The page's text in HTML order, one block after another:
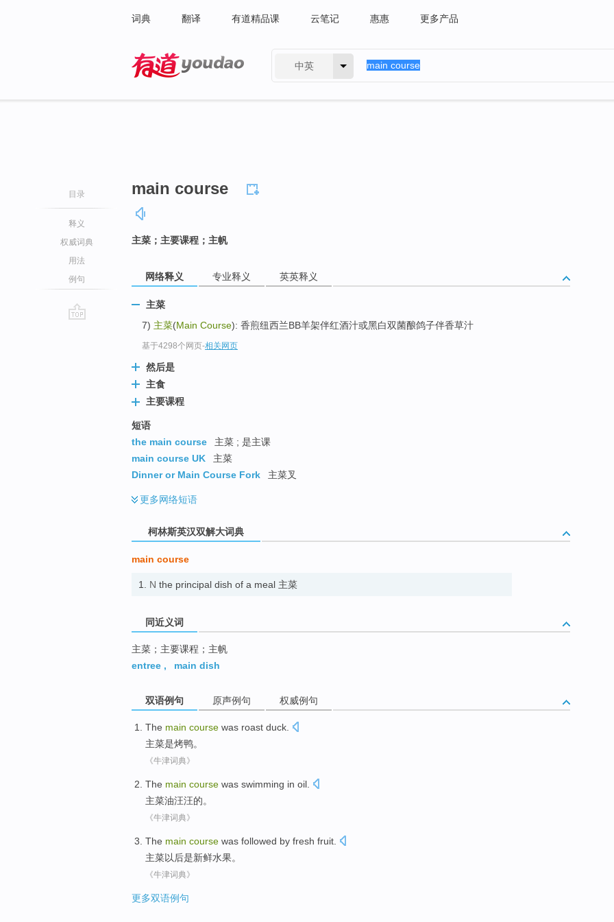
词典 翻译 有道精品课 云笔记 惠惠 更多产品
中英
目录
释义
权威词典
用法
例句
main course
主菜；主要课程；主帆
网络释义 专业释义 英英释义
主菜
7) 主菜(Main Course): 香煎纽西兰BB羊架伴红酒汁或黑白双菌酿鸽子伴香草汁
基于4298个网页-相关网页
然后是
主食
主要课程
短语
the main course
主菜 ; 是主课
main course UK
主菜
Dinner or Main Course Fork
主菜叉
更多网络短语
柯林斯英汉双解大词典
main course
1. N the principal dish of a meal 主菜
同近义词
主菜；主要课程；主帆
entree , main dish
双语例句 原声例句 权威例句
The main course was roast duck
主菜是烤鸭。
《牛津词典》
The main course was swimming in oil
主菜油汪汪的。
《牛津词典》
The main course was followed by fresh fruit
主菜以后是新鲜水果。
《牛津词典》
更多双语例句